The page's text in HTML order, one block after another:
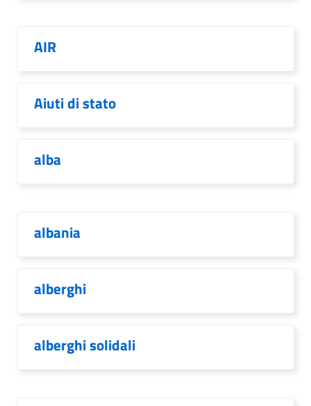
AIR
Aiuti di stato
alba
albania
alberghi
alberghi solidali